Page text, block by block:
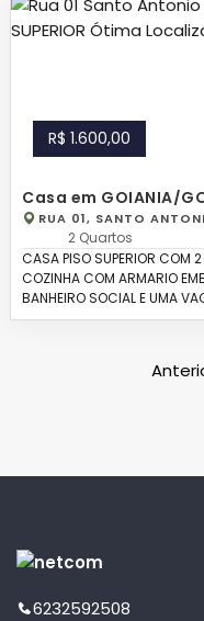
R$ 1.600,00
Casa em GOIANIA/
RUA 01, SANTO
2 Quartos
CASA PISO SUPERIOR COM
COZINHA COM ARMARIO
BANHEIRO SOCIAL E UMA
+ IPTU + taxas (energia e
pelo nosso WhatsApp 62
6232592508